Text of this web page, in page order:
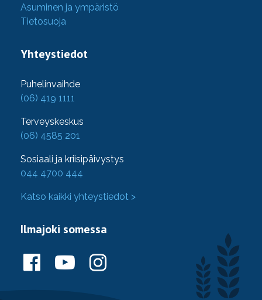
Asuminen ja ympäristö
Tietosuoja
Yhteystiedot
Puhelinvaihde
(06) 419 1111
Terveyskeskus
(06) 4585 201
Sosiaali ja kriisipäivystys
044 4700 444
Katso kaikki yhteystiedot >
Ilmajoki somessa